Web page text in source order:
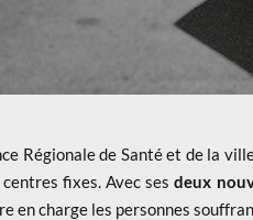
Régionale de Santé et de la
fixes. Avec sesdeux
en charge les personnes